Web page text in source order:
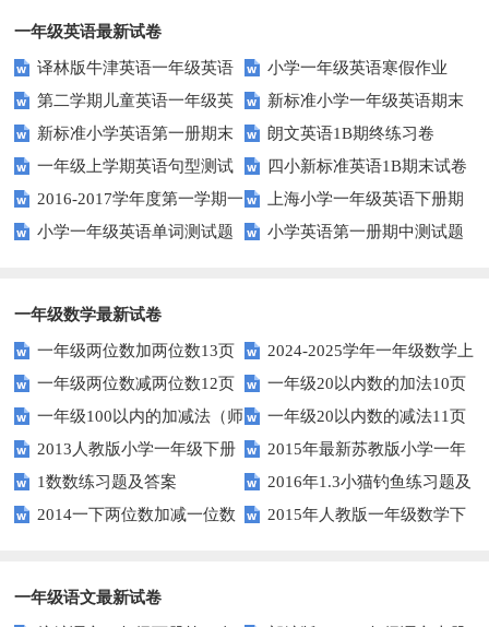
一年级英语最新试卷
译林版牛津英语一年级英语
1AB测试卷
小学一年级英语寒假作业
第二学期儿童英语一年级英
语期末试卷
新标准小学一年级英语期末
质量检测题
新标准小学英语第一册期末
测试题
朗文英语1B期终练习卷
一年级上学期英语句型测试
题
四小新标准英语1B期末试卷
2016-2017学年度第一学期一
起一年级英语期中试卷
上海小学一年级英语下册期
中试卷
小学一年级英语单词测试题 小学英语第一册期中测试题
一年级数学最新试卷
一年级两位数加两位数13页
2024-2025学年一年级数学上
册期末素养测评卷（考试版A4
人教版）
一年级两位数减两位数12页
一年级20以内数的加法10页
一年级100以内的加减法（师
版）
一年级20以内数的减法11页
2013人教版小学一年级下册
第三单元整理与复习（一）练习
题
2015年最新苏教版小学一年
级数学下册第一次月考试卷
1数数练习题及答案
2016年1.3小猫钓鱼练习题及
答案
2014一下两位数加减一位数
2015年人教版一年级数学下
一年级语文最新试卷